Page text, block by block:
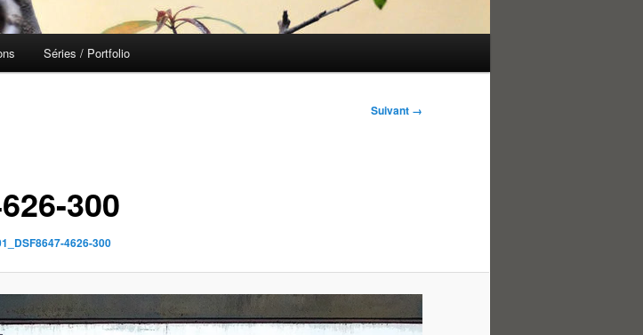
Séries / Portfolio
Suivant →
300
4626-300